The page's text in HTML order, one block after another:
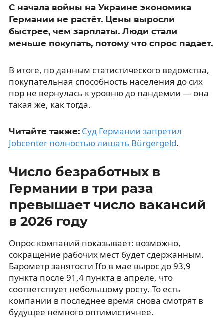
С начала войны на Украине экономика
Германии не растёт. Цены выросли
быстрее, чем зарплаты. Люди стали
меньше покупать, потому что спрос падает.
В итоге, по данным статистического ведомства,
покупательная способность населения до сих
пор не вернулась к уровню до пандемии — она
такая же, как тогда.
Читайте также: Суд Германии запретил
Jobcenter полностью лишать Bürgergeld.
Число безработных в
Германии в три раза
превышает число вакансий
в 2026 году
Опрос компаний показывает: возможно,
сокращение рабочих мест будет сдержанным.
Барометр занятости Ifo в мае вырос до 93,9
пункта после 91,4 пункта в апреле, что
соответствует небольшому росту. То есть
компании в последнее время снова смотрят в
будущее немного оптимистичнее.